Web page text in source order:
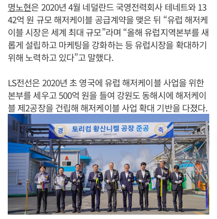
명노현은 2020년 4월 네덜란드 국영전력회사 테네트와 13
42억 원 규모 해저케이블 공급계약을 맺은 뒤 “유럽 해저케
이블 시장은 세계 최대 규모”라며 “올해 유럽지역본부를 새
롭게 설립하고 마케팅을 강화하는 등 유럽시장을 확대하기
위해 노력하고 있다”고 말했다.
LS전선은 2020년 초 영국에 유럽 해저케이블 사업을 위한
본부를 세우고 500억 원을 들여 강원도 동해시에 해저케이
블 제2공장을 건립해 해저케이블 사업 확대 기반을 다졌다.